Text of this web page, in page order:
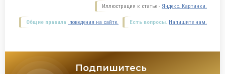
Иллюстрация к статье - Яндекс. Картинки.
Есть вопросы. Напишите нам.
Общие правила поведения на сайте.
Подпишитесь